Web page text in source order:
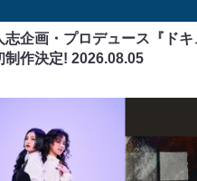
志企画・プロデュース『ドキ
制作決定! 2026.08.05